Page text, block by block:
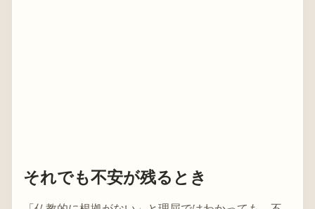
それでも不安が残るとき